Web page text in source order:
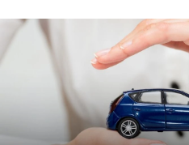
11:11 MANŞET